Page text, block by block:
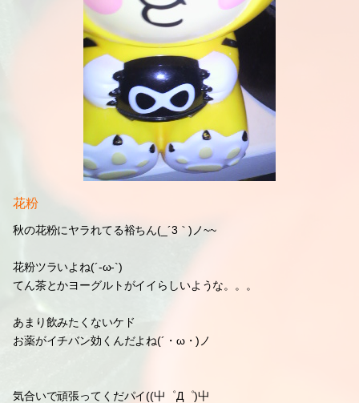
花粉
秋の花粉にヤラれてる裕ちん(_´3｀)ノ~~
花粉ツラいよね(´-ω-`)
てん茶とかヨーグルトがイイらしいような。。。
あまり飲みたくないケド
お薬がイチバン効くんだよね(´・ω・)ノ
気合いで頑張ってくだパイ((屮゜Д゜)屮